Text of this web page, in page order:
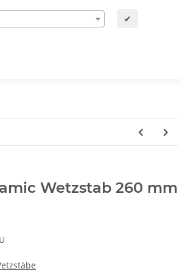
✔
Wetzstab 260 mm